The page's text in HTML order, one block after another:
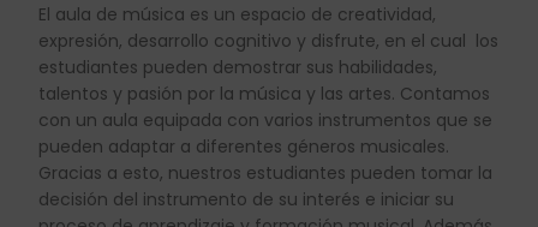
El aula de música es un espacio de creatividad,
expresión, desarrollo cognitivo y disfrute, en el cual los
estudiantes pueden demostrar sus habilidades,
talentos y pasión por la música y las artes. Contamos
con un aula equipada con varios instrumentos que se
pueden adaptar a diferentes géneros musicales.
Gracias a esto, nuestros estudiantes pueden tomar la
decisión del instrumento de su interés e iniciar su